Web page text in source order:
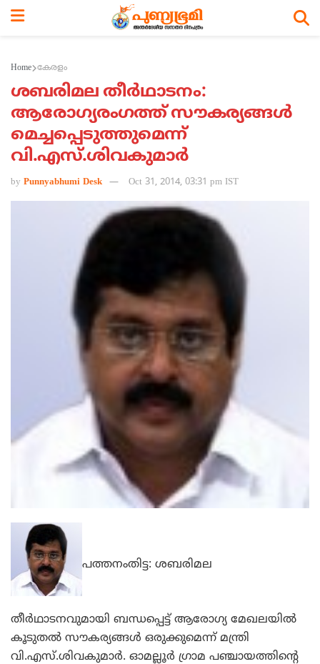
Home കേരളം
ശബരിമല തീര്‍ഥാടനം:
ആരോഗ്യരംഗത്ത് സൗകര്യങ്ങള്‍
മെച്ചപ്പെടുത്തുമെന്ന്
വി.എസ്.ശിവകുമാര്‍
by Punnyabhumi Desk Oct 31, 2014, 03:31 pm IST
പത്തനംതിട്ട: ശബരിമല
തീര്‍ഥാടനവുമായി ബന്ധപ്പെട്ട് ആരോഗ്യ മേഖലയില്‍
കൂടുതല്‍ സൗകര്യങ്ങള്‍ ഒരുക്കുമെന്ന് മന്ത്രി
വി.എസ്.ശിവകുമാര്‍. ഓമല്ലൂര്‍ ഗ്രാമ പഞ്ചായത്തിന്റെ